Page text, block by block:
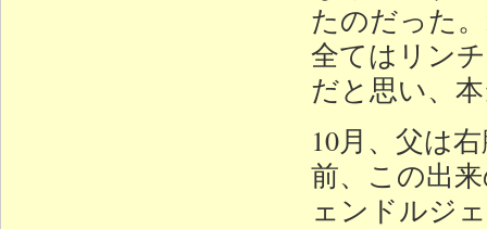
たのだった
全てはリン
だと思い、
10月、父は
前、この出
ェンドルジ